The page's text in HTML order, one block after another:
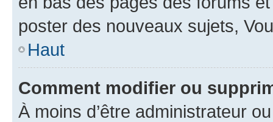
poster des nouveaux sujets,
Haut
Comment modifier ou
À moins d’être administrateur